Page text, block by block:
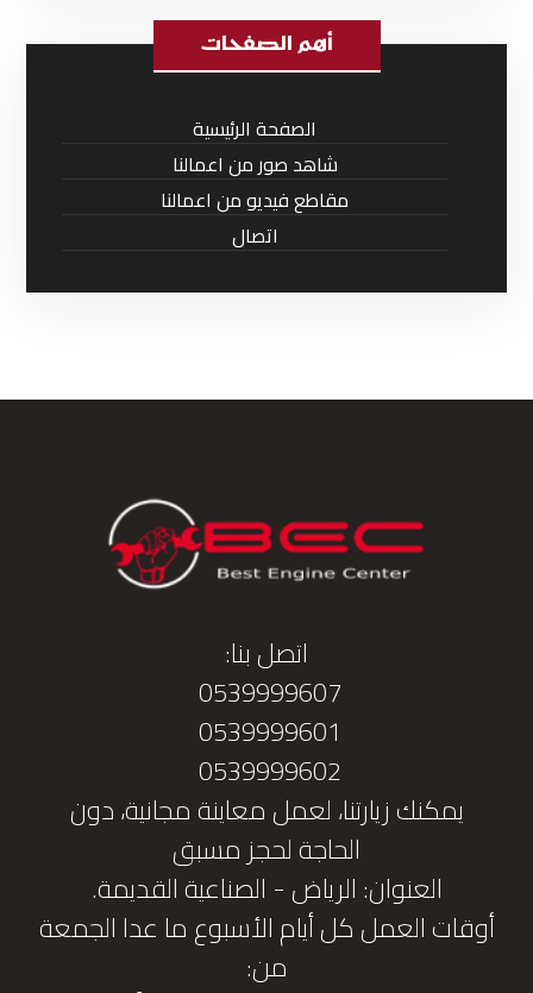
أهم الصفحات
الصفحة الرئيسية
شاهد صور من اعمالنا
مقاطع فيديو من اعمالنا
اتصال
اتصل بنا:
0539999607
0539999601
0539999602
يمكنك زيارتنا، لعمل معاينة مجانية، دون
الحاجة لحجز مسبق
العنوان: الرياض - الصناعية القديمة.
أوقات العمل كل أيام الأسبوع ما عدا الجمعة
من: